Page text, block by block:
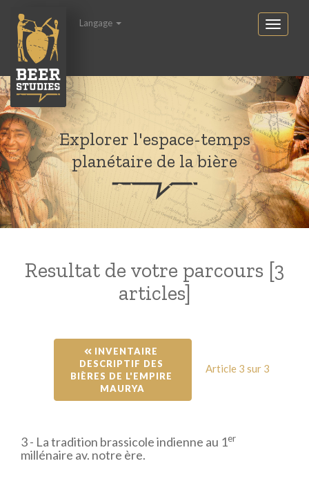
Langage
Explorer l'espace-temps
planétaire de la bière
Resultat de votre parcours [3
articles]
INVENTAIRE
DESCRIPTIF DES
BIÈRES DE L'EMPIRE
MAURYA
Article 3 sur 3
3 - La tradition brassicole indienne au 1er
millénaire av. notre ère.